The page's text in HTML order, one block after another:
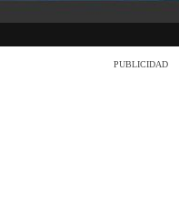
PUBLICIDAD